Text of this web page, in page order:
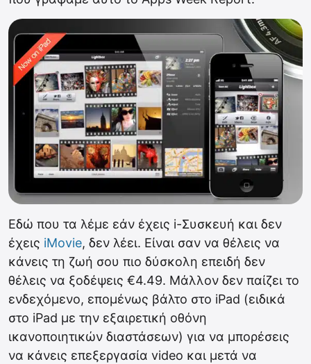
Εδώ που τα λέμε εάν έχεις i-Συσκευή και δεν
έχεις iMovie, δεν λέει. Είναι σαν να θέλεις να
κάνεις τη ζωή σου πιο δύσκολη επειδή δεν
θέλεις να ξοδέψεις €4.49. Μάλλον δεν παίζει το
ενδεχόμενο, επομένως βάλτο στο iPad (ειδικά
στο iPad με την εξαιρετική οθόνη
ικανοποιητικών διαστάσεων) για να μπορέσεις
να κάνεις επεξεργασία video και μετά να